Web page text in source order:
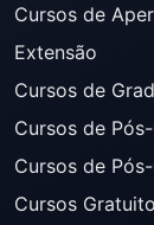
Cursos de
Extensão
Cursos de
Cursos de
Cursos de
Cursos